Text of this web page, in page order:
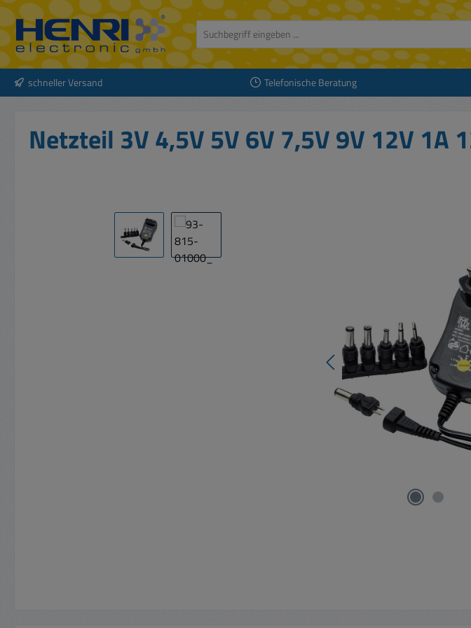
Hauptinhalt springen
Zur Suche springen
Zur Hauptnavigation springen
schneller Versand Telefonische Beratung
Netzteil 3V 4,5V 5V 6V 7,5V 9V 12V 1A
Bildergalerie überspringen